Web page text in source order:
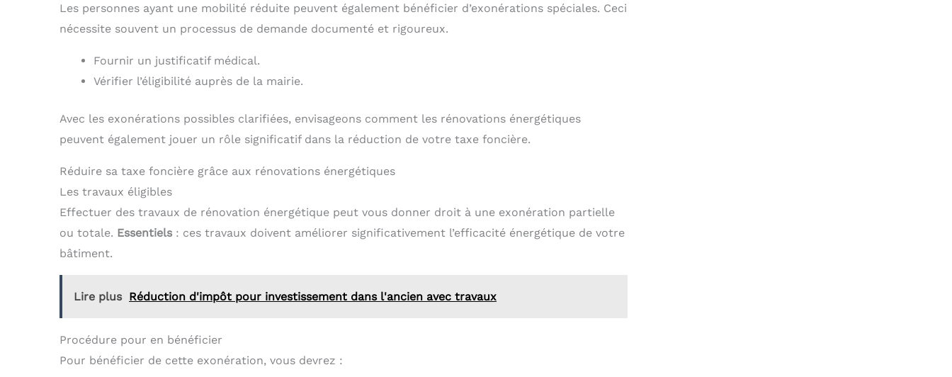
Les personnes ayant une mobilité réduite peuvent également bénéficier d’exonérations spéciales. Ceci
nécessite souvent un processus de demande documenté et rigoureux.
Fournir un justificatif médical.
Vérifier l’éligibilité auprès de la mairie.
Avec les exonérations possibles clarifiées, envisageons comment les rénovations énergétiques
peuvent également jouer un rôle significatif dans la réduction de votre taxe foncière.
Réduire sa taxe foncière grâce aux rénovations énergétiques
Les travaux éligibles
Effectuer des travaux de rénovation énergétique peut vous donner droit à une exonération partielle
ou totale. Essentiels : ces travaux doivent améliorer significativement l’efficacité énergétique de votre
bâtiment.
Lire plus Réduction d'impôt pour investissement dans l'ancien avec travaux
Procédure pour en bénéficier
Pour bénéficier de cette exonération, vous devrez :